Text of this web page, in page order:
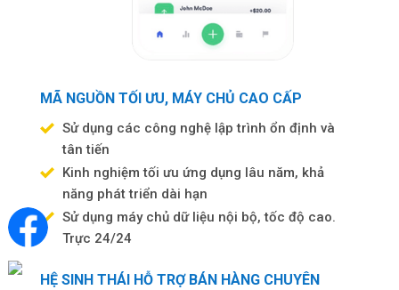
MÃ NGUỒN TỐI ƯU, MÁY CHỦ CAO CẤP
Sử dụng các công nghệ lập trình ổn định và
tân tiến
Kinh nghiệm tối ưu ứng dụng lâu năm, khả
năng phát triển dài hạn
Sử dụng máy chủ dữ liệu nội bộ, tốc độ cao.
Trực 24/24
HỆ SINH THÁI HỖ TRỢ BÁN HÀNG CHUYÊN